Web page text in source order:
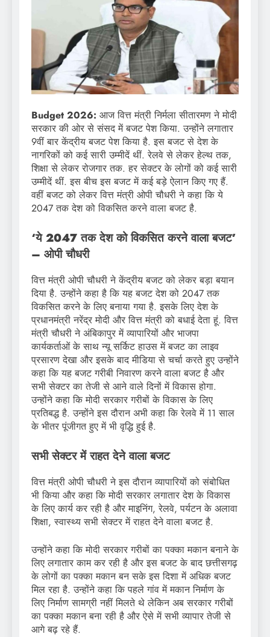
Budget 2026: आज वित्त मंत्री निर्मला सीतारमण ने मोदी
सरकार की ओर से संसद में बजट पेश किया. उन्होंने लगातार
9वीं बार केंद्रीय बजट पेश किया है. इस बजट से देश के
नागरिकों को कई सारी उम्मीदें थीं. रेलवे से लेकर हेल्थ तक,
शिक्षा से लेकर रोजगार तक. हर सेक्टर के लोगों को कई सारी
उम्मीदें थीं. इस बीच इस बजट में कई बड़े ऐलान किए गए हैं.
वहीं बजट को लेकर वित्त मंत्री ओपी चौधरी ने कहा कि ये
2047 तक देश को विकसित करने वाला बजट है.
‘ये 2047 तक देश को विकसित करने वाला बजट’
– ओपी चौधरी
वित्त मंत्री ओपी चौधरी ने केंद्रीय बजट को लेकर बड़ा बयान
दिया है. उन्होंने कहा है कि यह बजट देश को 2047 तक
विकसित करने के लिए बनाया गया है. इसके लिए देश के
प्रधानमंत्री नरेंद्र मोदी और वित्त मंत्री को बधाई देता हूं. वित्त
मंत्री चौधरी ने अंबिकापुर में व्यापारियों और भाजपा
कार्यकर्ताओं के साथ न्यू सर्किट हाउस में बजट का लाइव
प्रसारण देखा और इसके बाद मीडिया से चर्चा करते हुए उन्होंने
कहा कि यह बजट गरीबी निवारण करने वाला बजट है और
सभी सेक्टर का तेजी से आने वाले दिनों में विकास होगा.
उन्होंने कहा कि मोदी सरकार गरीबों के विकास के लिए
प्रतिबद्ध है. उन्होंने इस दौरान अभी कहा कि रेलवे में 11 साल
के भीतर पूंजीगत हुए में भी वृद्धि हुई है.
सभी सेक्टर में राहत देने वाला बजट
वित्त मंत्री ओपी चौधरी ने इस दौरान व्यापारियों को संबोधित
भी किया और कहा कि मोदी सरकार लगातार देश के विकास
के लिए कार्य कर रही है और माइनिंग, रेलवे, पर्यटन के अलावा
शिक्षा, स्वास्थ्य सभी सेक्टर में राहत देने वाला बजट है.
उन्होंने कहा कि मोदी सरकार गरीबों का पक्का मकान बनाने के
लिए लगातार काम कर रही है और इस बजट के बाद छत्तीसगढ़
के लोगों का पक्का मकान बन सके इस दिशा में अधिक बजट
मिल रहा है. उन्होंने कहा कि पहले गांव में मकान निर्माण के
लिए निर्माण सामग्री नहीं मिलते थे लेकिन अब सरकार गरीबों
का पक्का मकान बना रही है और ऐसे में सभी व्यापार तेजी से
आगे बढ़ रहे हैं.